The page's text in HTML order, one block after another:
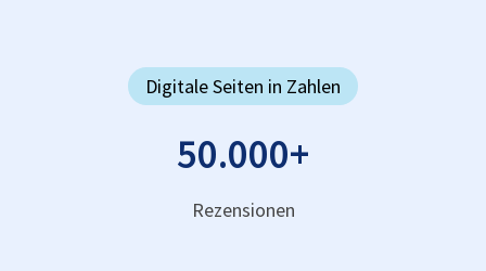
Digitale Seiten in Zahlen
50.000+
Rezensionen